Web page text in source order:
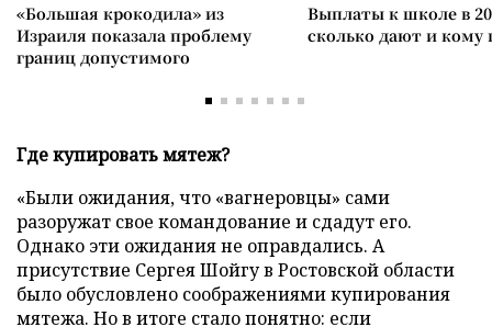
«Большая крокодила» из
Израиля показала проблему
границ допустимого
Выплаты к школе в
сколько дают и
Где купировать мятеж?
«Были ожидания, что «вагнеровцы» сами
разоружат свое командование и сдадут его.
Однако эти ожидания не оправдались. А
присутствие Сергея Шойгу в Ростовской области
было обусловлено соображениями купирования
мятежа. Но в итоге стало понятно: если